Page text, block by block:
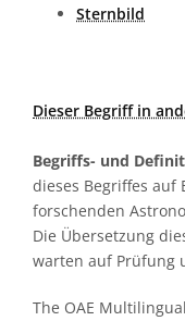
Sternbild
Dieser Begriff in
Begriffs- und
dieses Begriffes auf
forschenden
Die Übersetzung
warten auf Prüfung
The OAE